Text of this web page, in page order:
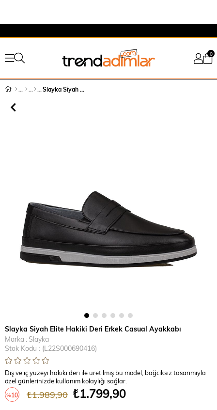
0
Slayka Siyah Elite Hakiki Deri Erkek Casual Ayakkabı
Slayka Siyah Elite Hakiki Deri Erkek Casual Ayakkabı
Marka : Slayka
Stok Kodu
(L22S000690416)
Dış ve iç yüzeyi hakiki deri ile üretilmiş bu model, bağcıksız tasarımıyla
özel günlerinizde kullanım kolaylığı sağlar.
%10 ₺1.989,90 ₺1.799,90